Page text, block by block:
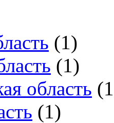
(1)
(1)
область
(1)